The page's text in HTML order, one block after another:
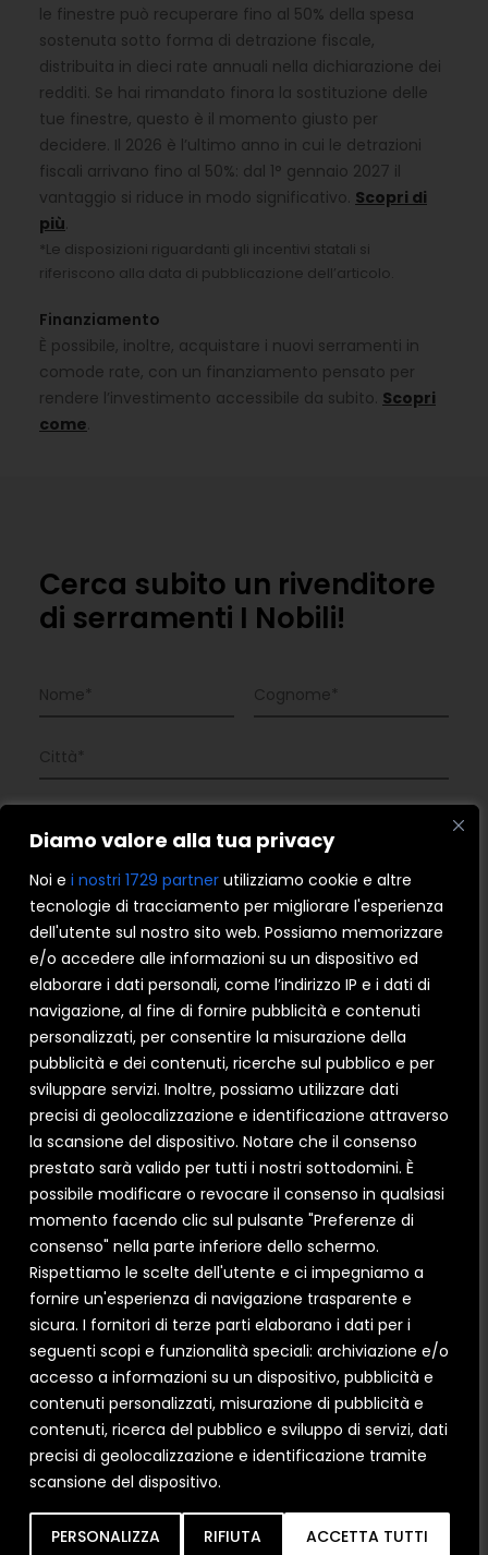
Diamo valore alla tua privacy
Noi e i nostri 1729 partner utilizziamo cookie e altre
tecnologie di tracciamento per migliorare l'esperienza
dell'utente sul nostro sito web. Possiamo memorizzare
e/o accedere alle informazioni su un dispositivo ed
elaborare i dati personali, come l’indirizzo IP e i dati di
navigazione, al fine di fornire pubblicità e contenuti
personalizzati, per consentire la misurazione della
pubblicità e dei contenuti, ricerche sul pubblico e per
sviluppare servizi. Inoltre, possiamo utilizzare dati
precisi di geolocalizzazione e identificazione attraverso
la scansione del dispositivo. Notare che il consenso
prestato sarà valido per tutti i nostri sottodomini. È
possibile modificare o revocare il consenso in qualsiasi
momento facendo clic sul pulsante "Preferenze di
consenso" nella parte inferiore dello schermo.
Rispettiamo le scelte dell'utente e ci impegniamo a
fornire un'esperienza di navigazione trasparente e
sicura. I fornitori di terze parti elaborano i dati per i
seguenti scopi e funzionalità speciali: archiviazione e/o
accesso a informazioni su un dispositivo, pubblicità e
contenuti personalizzati, misurazione di pubblicità e
contenuti, ricerca del pubblico e sviluppo di servizi, dati
precisi di geolocalizzazione e identificazione tramite
scansione del dispositivo.
PERSONALIZZA RIFIUTA ACCETTA TUTTI
le finestre può recuperare fino al 50% della spesa
sostenuta sotto forma di detrazione fiscale,
distribuita in dieci rate annuali nella dichiarazione dei
redditi. Se hai rimandato finora la sostituzione delle
tue finestre, questo è il momento giusto per
decidere. Il 2026 è l’ultimo anno in cui le detrazioni
fiscali arrivano fino al 50%: dal 1° gennaio 2027 il
vantaggio si riduce in modo significativo. Scopri di
più.
*Le disposizioni riguardanti gli incentivi statali si
riferiscono alla data di pubblicazione dell’articolo.
Finanziamento
È possibile, inoltre, acquistare i nuovi serramenti in
comode rate, con un finanziamento pensato per
rendere l’investimento accessibile da subito. Scopri
come.
Cerca subito un rivenditore
di serramenti I Nobili!
PERCHÉ CERCHI NUOVI INFISSI?
Sostituire vecchi infissi
Nuova costruzione
QUALE TIPOLOGIA DI INFISSO CERCHI?
PVC
ALLUMINIO
LEGNO-ALLUMINIO
SISTEMI OSCURANTI
Ho letto e compreso le condizioni sullaPrivacy
Policy.
Acconsento all'uso dei miei dati per finalità di
marketing e attività di profilazione.
InobIA